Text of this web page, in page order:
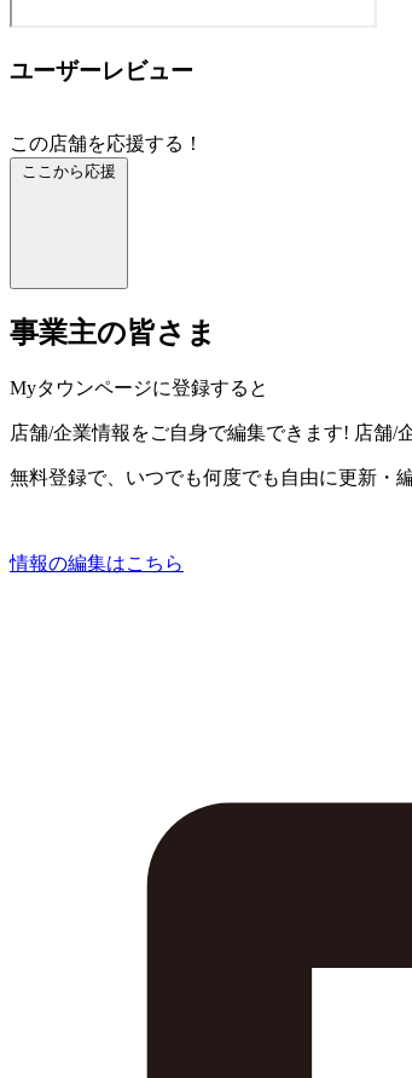
ユーザーレビュー
この店舗を応援する！
ここから応援
事業主の皆さま
Myタウンページに登録すると
店舗/企業情報をご自身で編集できます! 店舗/
無料登録で、いつでも何度でも自由に更新・
情報の編集はこちら